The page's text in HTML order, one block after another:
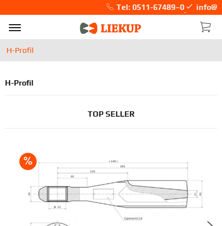
Tel: 0511-67489–0 info@liekup.de
H-Profil
H-Profil
TOP SELLER